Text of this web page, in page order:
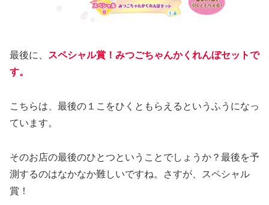
最後に、
スペシャル賞！みつごちゃんかくれんぼセットで
す。
こちらは、最後の１こをひくともらえるというふうになっ
ています。
そのお店の最後のひとつということでしょうか？最後を予
測するのはなかなか難しいですね。さすが、スペシャル
賞！